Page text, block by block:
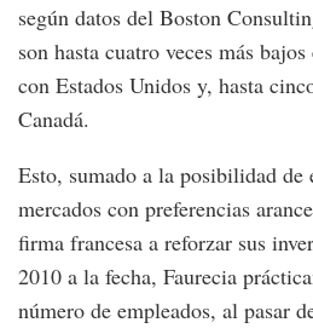
según datos del Boston
son hasta cuatro veces más
con Estados Unidos y, hasta
Canadá.
Esto, sumado a la posibilidad de
mercados con preferencias
firma francesa a reforzar sus
2010 a la fecha, Faurecia
número de empleados, al pasar